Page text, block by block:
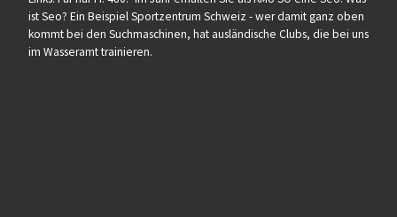
ist Seo? Ein Beispiel Sportzentrum Schweiz - wer damit ganz oben
kommt bei den Suchmaschinen, hat ausländische Clubs, die bei uns
im Wasseramt trainieren.